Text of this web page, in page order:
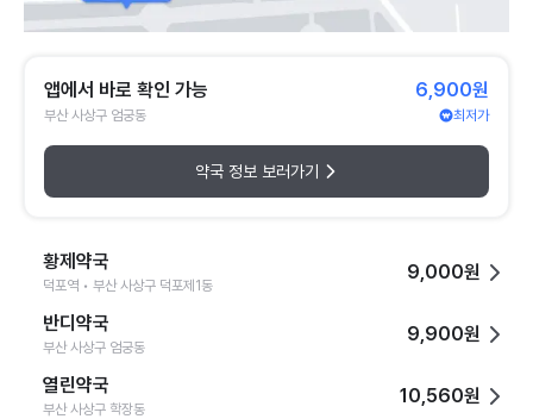
앱에서 바로 확인 가능
부산 사상구 엄궁동
6,900원
최저가
약국 정보 보러가기
황제약국
덕포역 • 부산 사상구 덕포제1동
9,000원
반디약국
부산 사상구 엄궁동
9,900원
열린약국
부산 사상구 학장동
10,560원